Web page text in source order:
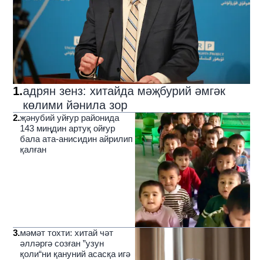
1.адрян зенз: хитайда мәҗбурий әмгәк
көлими йәнила зор
2.җәнубий уйғур районида
143 миңдин артуқ ойғур
бала ата-анисидин айрилип
қалған
3.мәмәт тохти: хитай чәт
әлләргә созған ”узун
қоли“ни қануний асасқа игә